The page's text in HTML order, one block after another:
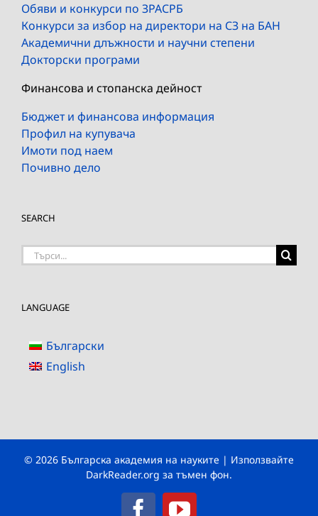
Обяви и конкурси по ЗРАСРБ
Конкурси за избор на директори на СЗ на БАН
Академични длъжности и научни степени
Докторски програми
Финансова и стопанска дейност
Бюджет и финансова информация
Профил на купувача
Имоти под наем
Почивно дело
SEARCH
Търсене
LANGUAGE
Български
English
© 2026 Българска академия на науките | Използвайте
DarkReader.org за тъмен фон.